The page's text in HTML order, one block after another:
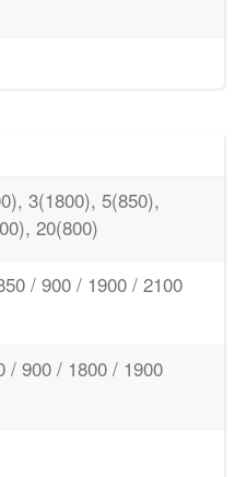
3(1800), 5(850),
20(800)
/ 900 / 1900 / 2100
/ 900 / 1800 / 1900